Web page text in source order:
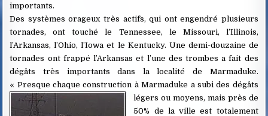
importants.
Des systèmes orageux très actifs, qui ont engendré plusieurs
tornades, ont touché le Tennessee, le Missouri, l’Illinois,
l’Arkansas, l’Ohio, l’Iowa et le Kentucky. Une demi-douzaine de
tornades ont frappé l’Arkansas et l’une des trombes a fait des
dégâts très importants dans la localité de Marmaduke.
« Presque chaque construction à Marmaduke a subi des dégâts
légers ou moyens, mais près de
50% de la ville est totalement